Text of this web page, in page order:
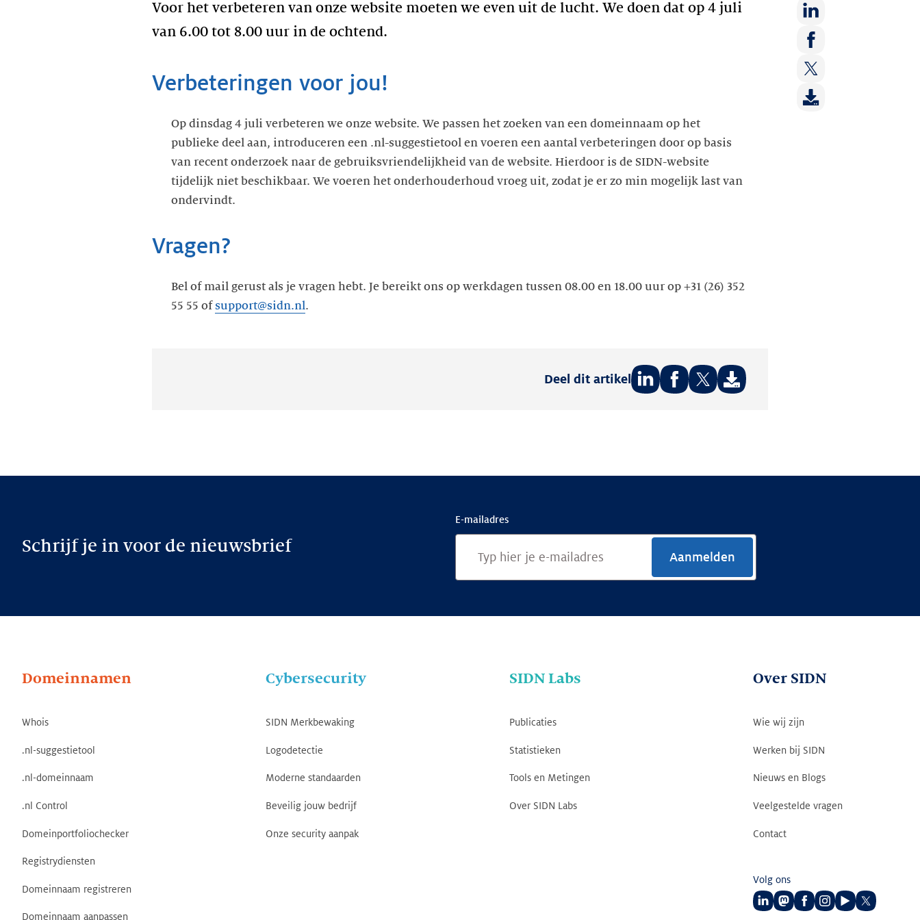
Voor het verbeteren van onze website moeten we even uit de lucht. We doen dat op 4 juli
van 6.00 tot 8.00 uur in de ochtend.
Deel
op:
LinkedIn
Deel
Facebook
Deel
op:
Verbeteringen voor jou!
Op dinsdag 4 juli verbeteren we onze website. We passen het zoeken van een domeinnaam op het
publieke deel aan, introduceren een .nl-suggestietool en voeren een aantal verbeteringen door op basis
van recent onderzoek naar de gebruiksvriendelijkheid van de website. Hierdoor is de SIDN-website
tijdelijk niet beschikbaar. We voeren het onderhouderhoud vroeg uit, zodat je er zo min mogelijk last van
ondervindt.
Vragen?
Bel of mail gerust als je vragen hebt. Je bereikt ons op werkdagen tussen 08.00 en 18.00 uur op +31 (26) 352
55 55 of support@sidn.nl.
Deel dit artikel
Schrijf je in voor de nieuwsbrief
E-mailadres
Aanmelden
Domeinnamen
Whois
.nl-suggestietool
.nl-domeinnaam
.nl Control
Domeinportfoliochecker
Registrydiensten
Domeinnaam registreren
Domeinnaam aanpassen
Cybersecurity
SIDN Merkbewaking
Logodetectie
Moderne standaarden
Beveilig jouw bedrijf
Onze security aanpak
SIDN Labs
Publicaties
Statistieken
Tools en Metingen
Over SIDN Labs
Over SIDN
Wie wij zijn
Werken bij SIDN
Nieuws en Blogs
Veelgestelde vragen
Contact
Volg ons